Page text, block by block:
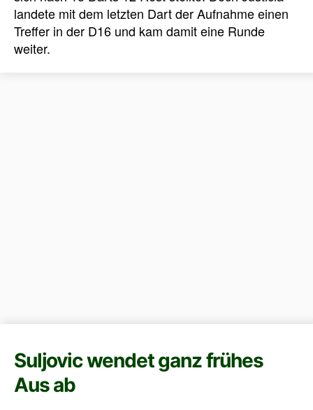
landete mit dem letzten Dart der Aufnahme einen
Treffer in der D16 und kam damit eine Runde
weiter.
Suljovic wendet ganz frühes
Aus ab